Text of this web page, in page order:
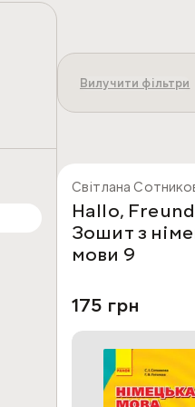
літератури в Україні.
Філософія видавництва
державним стандартам
емоційний інтелект,
На MEGOGO BOOKS
Навчальна література
для НУШ. Вони
Дитяча література —
розвитку мовлення,
Для підлітків та
знаходити історії,
Вбирай книжки
та сайтом MEGOGO
Вилучити фільтри
Світлана
Hallo,
Зошит з
мови 9
175 грн